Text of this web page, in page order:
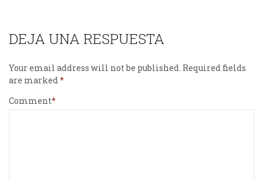
DEJA UNA RESPUESTA
Your email address will not be published. Required fields
are marked
Comment